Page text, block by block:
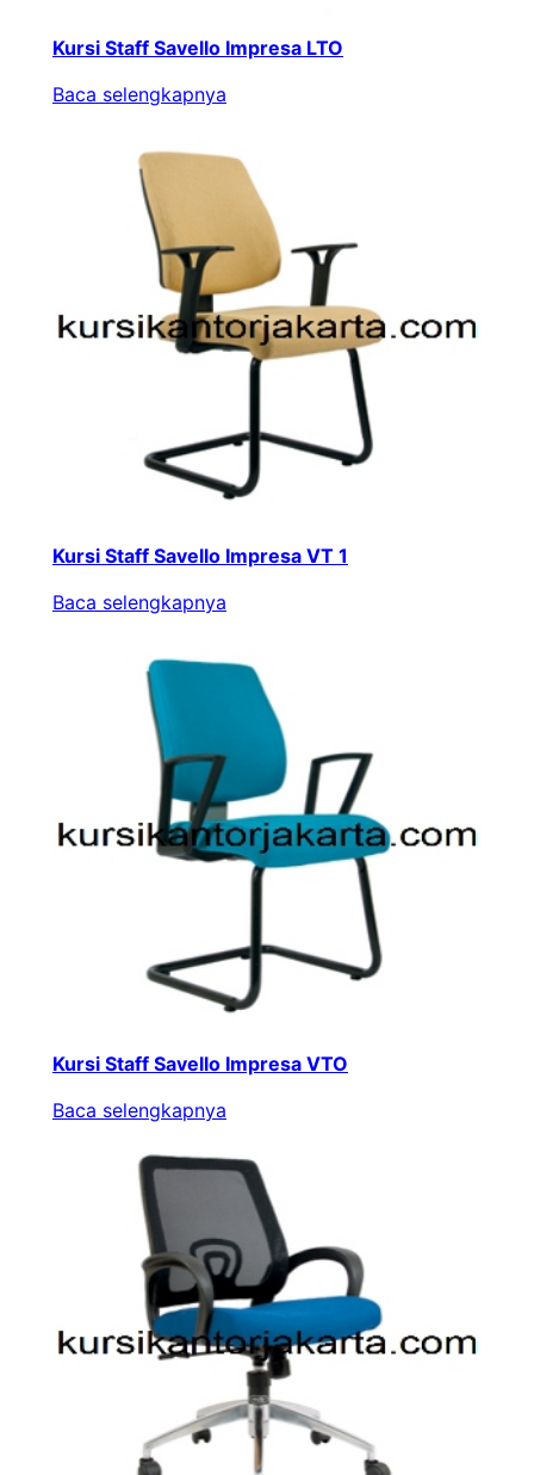
Kursi Staff Savello Impresa LTO
Baca selengkapnya
Kursi Staff Savello Impresa VT 1
Baca selengkapnya
Kursi Staff Savello Impresa VTO
Baca selengkapnya